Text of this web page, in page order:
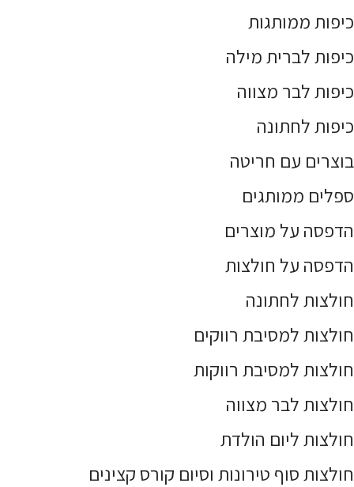
כיפות ממותגות
כיפות לברית מילה
כיפות לבר מצווה
כיפות לחתונה
בוצרים עם חריטה
ספלים ממותגים
הדפסה על מוצרים
הדפסה על חולצות
חולצות לחתונה
חולצות למסיבת רווקים
חולצות למסיבת רווקות
חולצות לבר מצווה
חולצות ליום הולדת
חולצות סוף טירונות וסיום קורס קצינים